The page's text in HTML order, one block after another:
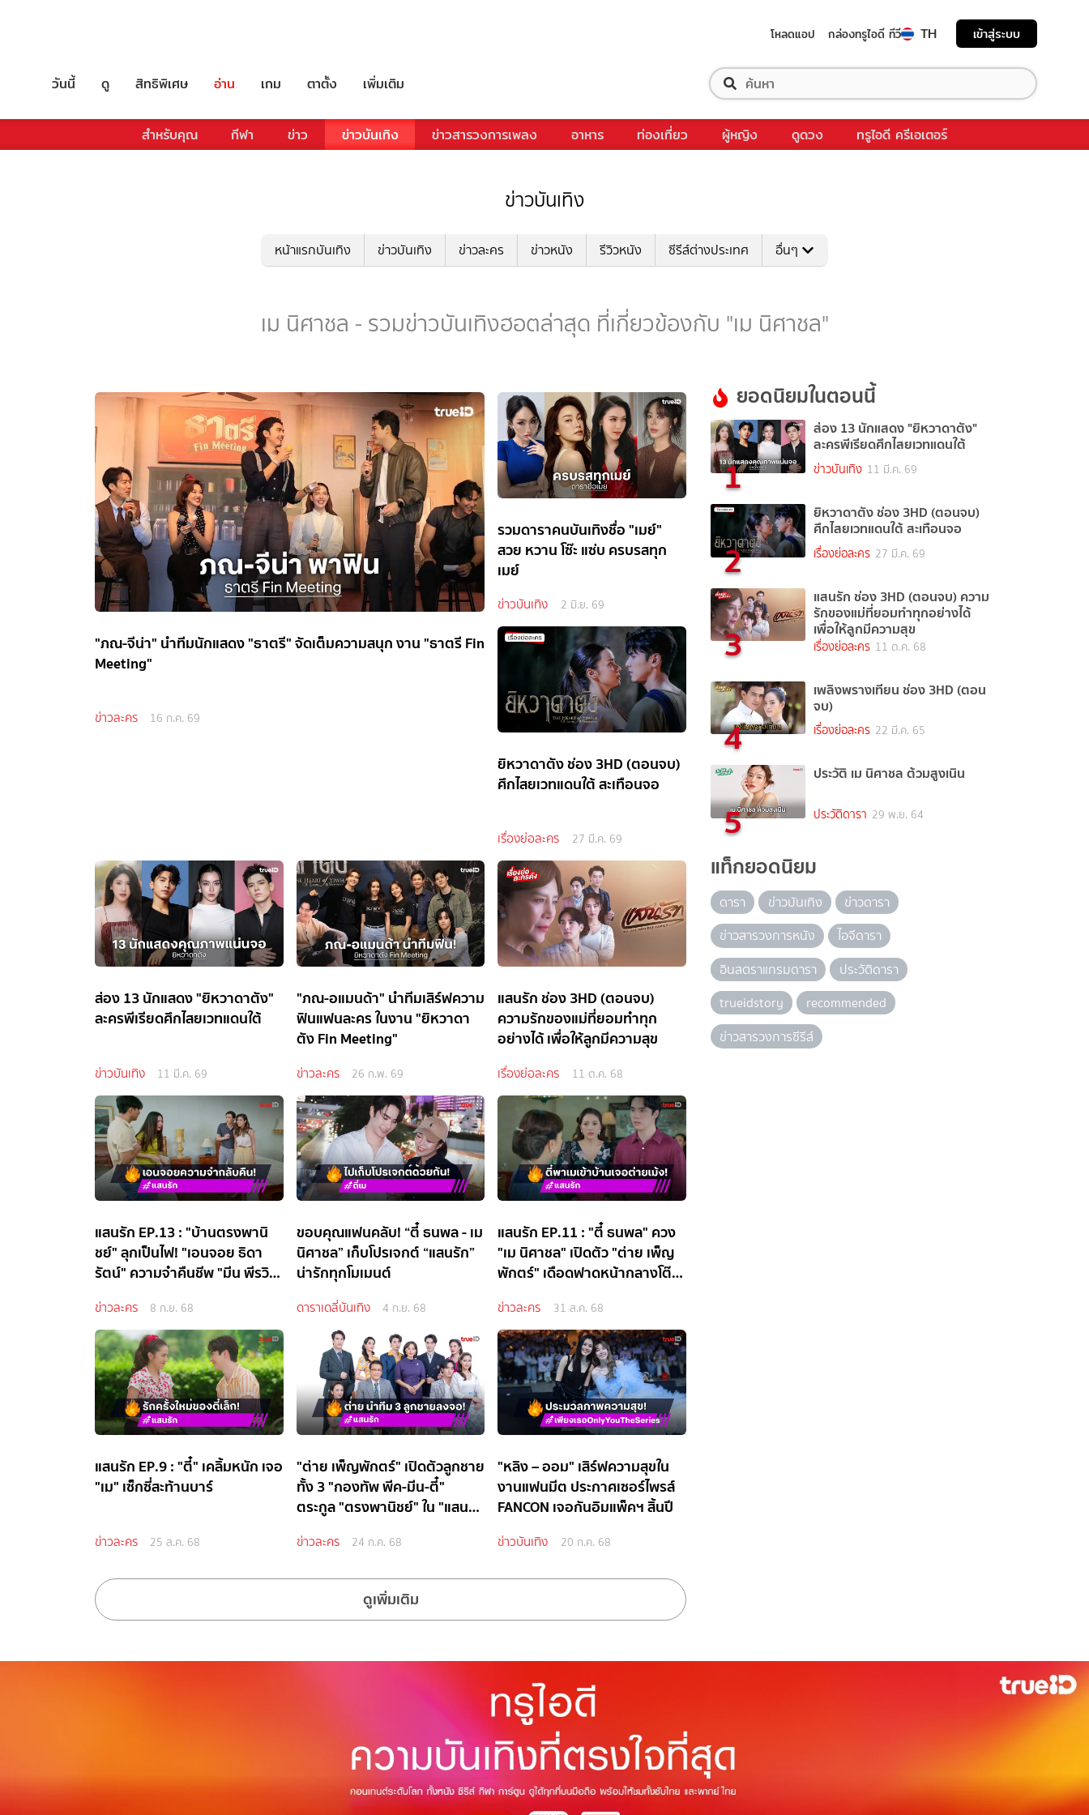
โหลดแอป กล่องทรูไอดี ทีวี TH เข้าสู่ระบบ
วันนี้ ดู สิทธิพิเศษ อ่าน เกม ตาตั้ง เพิ่มเติม
สำหรับคุณ กีฬา ข่าว ข่าวบันเทิง ข่าวสารวงการเพลง อาหาร ท่องเที่ยว ผู้หญิง ดูดวง ทรูไอดี ครีเอเตอร์
ข่าวบันเทิง
หน้าแรกบันเทิง ข่าวบันเทิง ข่าวละคร ข่าวหนัง รีวิวหนัง ซีรีส์ต่างประเทศ อื่นๆ
เม นิศาชล - รวมข่าวบันเทิงฮอตล่าสุด ที่เกี่ยวข้องกับ "เม นิศาชล"
"ภณ-จีน่า" นำทีมนักแสดง "ธาตรี" จัดเต็มความสนุก งาน "ธาตรี Fin
Meeting"
ข่าวละคร 16 ก.ค. 69
รวมดาราคนบันเทิงชื่อ "เมย์"
สวย หวาน โซ๊ะ แซ่บ ครบรสทุก
เมย์
ข่าวบันเทิง 2 มิ.ย. 69
ยิหวาดาตัง ช่อง 3HD (ตอนจบ)
ศึกไสยเวทแดนใต้ สะเทือนจอ
เรื่องย่อละคร 27 มี.ค. 69
ส่อง 13 นักแสดง "ยิหวาดาตัง"
ละครพีเรียดศึกไสยเวทแดนใต้
ข่าวบันเทิง 11 มี.ค. 69
"ภณ-อแมนด้า" นำทีมเสิร์ฟความ
ฟินแฟนละคร ในงาน "ยิหวาดา
ตัง Fin Meeting"
ข่าวละคร 26 ก.พ. 69
แสนรัก ช่อง 3HD (ตอนจบ)
ความรักของแม่ที่ยอมทำทุก
อย่างได้ เพื่อให้ลูกมีความสุข
เรื่องย่อละคร 11 ต.ค. 68
แสนรัก EP.13 : "บ้านตรงพานิ
ชย์" ลุกเป็นไฟ! "เอนจอย ธิดา
รัตน์" ความจำคืนชีพ "มีน พีรวิ
แต่ง
ข่าวละคร 8 ก.ย. 68
ขอบคุณแฟนคลับ! “ตี๋ ธนพล - เม
นิศาชล” เก็บโปรเจกต์ “แสนรัก”
น่ารักทุกโมเมนต์
ดาราเดลี่บันเทิง 4 ก.ย. 68
แสนรัก EP.11 : "ตี๋ ธนพล" ควง
"เม นิศาชล" เปิดตัว "ต่าย เพ็ญ
พักตร์" เดือดฟาดหน้ากลางโต๊ะ
ข่าวละคร 31 ส.ค. 68
แสนรัก EP.9 : "ตี๋" เคลิ้มหนัก เจอ
"เม" เซ็กซี่สะท้านบาร์
ข่าวละคร 25 ส.ค. 68
"ต่าย เพ็ญพักตร์" เปิดตัวลูกชาย
ทั้ง 3 "กองทัพ พีค-มีน-ตี๋"
ตระกูล "ตรงพานิชย์" ใน "แสน
ข่าวละคร 24 ก.ค. 68
"หลิง – ออม" เสิร์ฟความสุขใน
งานแฟนมีต ประกาศเซอร์ไพรส์
FANCON เจอกันอิมแพ็คฯ สิ้นปี
ข่าวบันเทิง 20 ก.ค. 68
ดูเพิ่มเติม
ยอดนิยมในตอนนี้
1
ส่อง 13 นักแสดง "ยิหวาดาตัง"
ละครพีเรียดศึกไสยเวทแดนใต้
ข่าวบันเทิง 11 มี.ค. 69
2
ยิหวาดาตัง ช่อง 3HD (ตอนจบ)
ศึกไสยเวทแดนใต้ สะเทือนจอ
เรื่องย่อละคร 27 มี.ค. 69
3
แสนรัก ช่อง 3HD (ตอนจบ) ความ
รักของแม่ที่ยอมทำทุกอย่างได้
เพื่อให้ลูกมีความสุข
เรื่องย่อละคร 11 ต.ค. 68
4
เพลิงพรางเทียน ช่อง 3HD (ตอน
จบ)
เรื่องย่อละคร 22 มี.ค. 65
5
ประวัติ เม นิศาชล ต้วมสูงเนิน
ประวัติดารา 29 พ.ย. 64
แท็กยอดนิยม
ดารา ข่าวบันเทิง
ข่าวดารา
ข่าวสารวงการหนัง
ไอจีดารา
อินสตราแกรมดารา
ประวัติดารา
trueidstory
recommended
ข่าวสารวงการซีรีส์